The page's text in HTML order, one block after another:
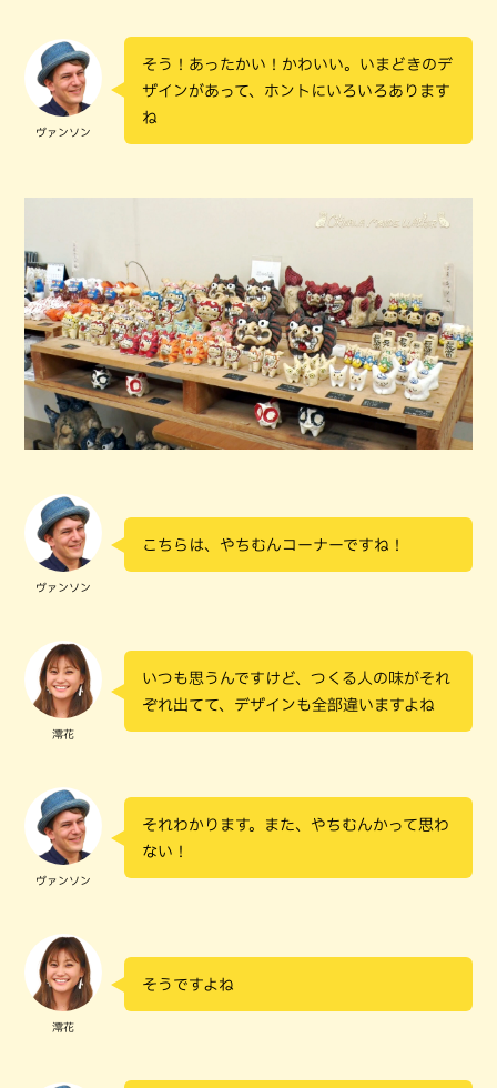
ヴァンソン
そう！あったかい！かわいい。いまどきのデ
ザインがあって、ホントにいろいろあります
ね
ヴァンソン
こちらは、やちむんコーナーですね！
澪花
いつも思うんですけど、つくる人の味がそれ
ぞれ出てて、デザインも全部違いますよね
ヴァンソン
それわかります。また、やちむんかって思わ
ない！
澪花
そうですよね